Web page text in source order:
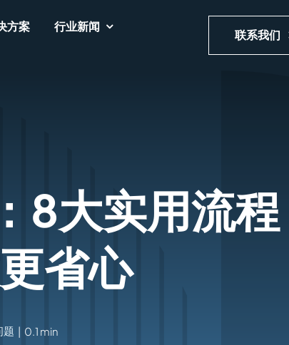
方案
行业新闻
联系我们
8大实用流程
省心
题 | 0.1 min